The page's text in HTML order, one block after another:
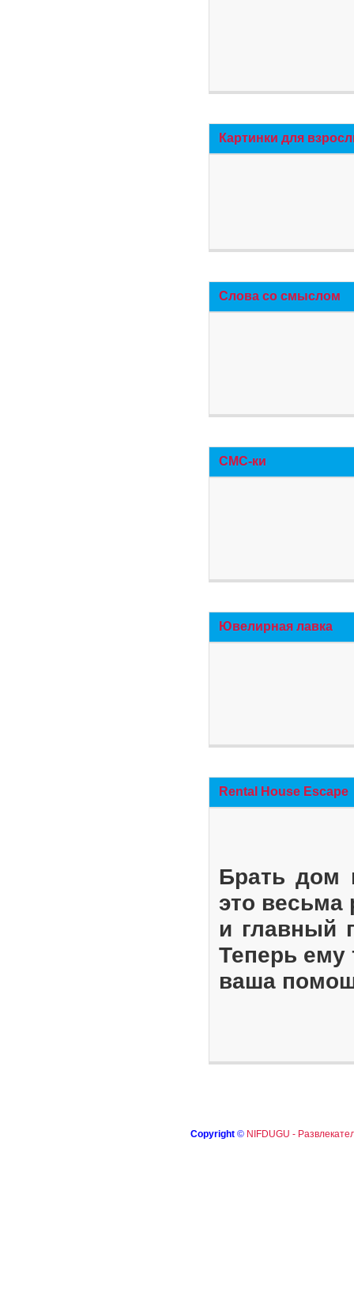
Картинки для
Слова со смыслом
СМС-ки
Ювелирная лавка
Rental House Escape
Брать дом
это весьма
и главный
Теперь ему
ваша
Copyright © NIFDUGU -